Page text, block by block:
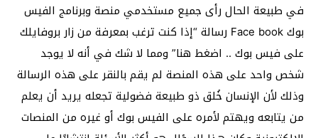
في طبيعة الحال رأى جميع مستخدمي منصة وبرنامج الفيس
بوك Face book رسالة “إذا كنت ترغب بمعرفة من زار بروفايلك
على فيس بوك .. اضغط هنا” ومما لا شك في أنه لا يوجد
شخص واحد على هذه المنصة لم يقم بالنقر على هذه الرسالة
وذلك لأن الإنسان خُلق ذو طبيعة فضولية تجعله يريد أن يعلم
من يتابعه ويهتم لأمره على الفيس بوك أو غيره من المنصات